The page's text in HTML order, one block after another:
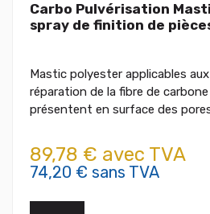
Carbo Pulvérisation
spray de finition de
Mastic polyester applicables
réparation de la fibre de
présentent en surface des
89,78 € avec TVA
74,20 € sans TVA